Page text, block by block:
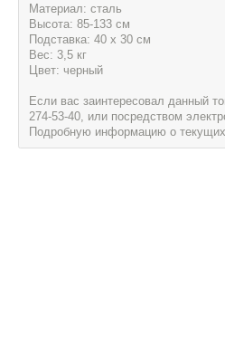
Материал: сталь
Высота: 85-133 см
Подставка: 40 х 30 см
Вес: 3,5 кг
Цвет: черный
Если вас заинтересовал данный
274-53-40, или посредством
Подробную информацию о текущих